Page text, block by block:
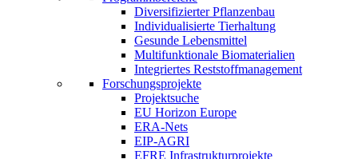
Diversifizierter Pflanzenbau
Individualisierte Tierhaltung
Gesunde Lebensmittel
Multifunktionale Biomaterialien
Integriertes Reststoffmanagement
Forschungsprojekte
Projektsuche
EU Horizon Europe
ERA-Nets
EIP-AGRI
EFRE Infrastrukturprojekte